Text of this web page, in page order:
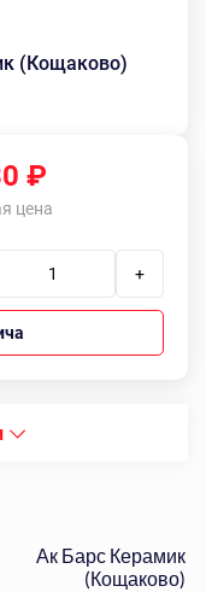
(Кощаково)
₽
цена
+
Ак Барс Керамик
(Кощаково)